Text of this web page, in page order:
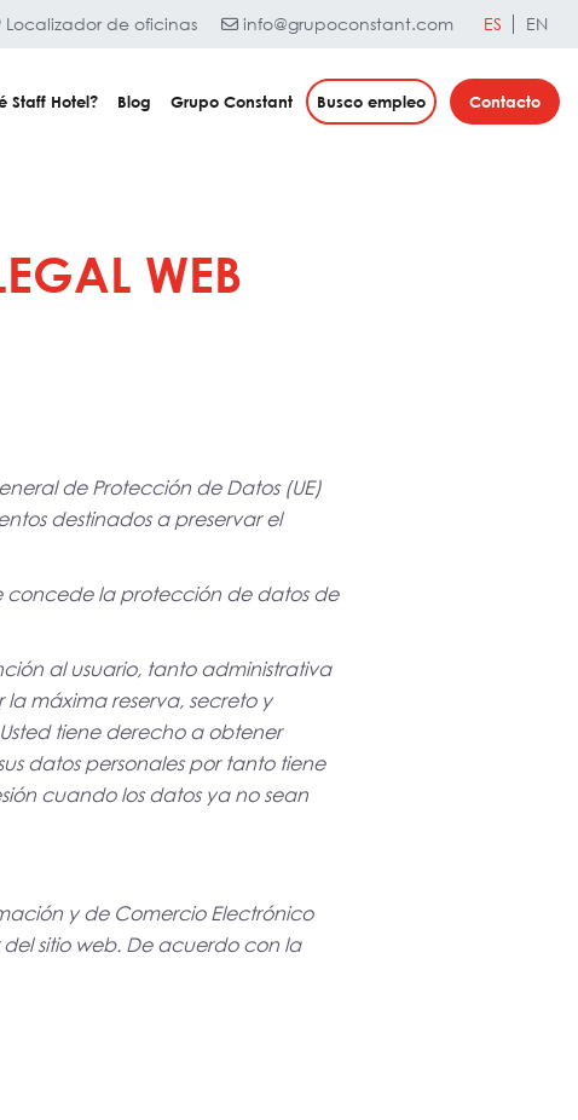
Localizador de oficinas info@grupoconstant.com ES EN
Staff Hotel? Blog Grupo Constant Busco empleo Contacto
WEB
de Protección de Datos (UE)
destinados a preservar el
concede la protección de datos de
al usuario, tanto administrativa
máxima reserva, secreto y
tiene derecho a obtener
datos personales por tanto tiene
cuando los datos ya no sean
y de Comercio Electrónico
del sitio web. De acuerdo con la